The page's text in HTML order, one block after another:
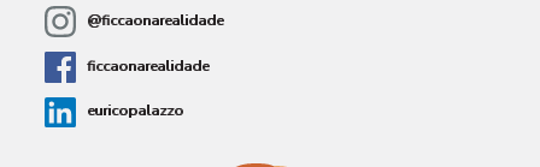
@ficcaonarealidade
ficcaonarealidade
euricopalazzo